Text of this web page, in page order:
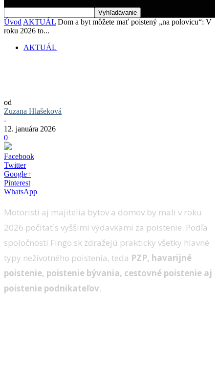
Úvod AKTUÁL Dom a byt môžete mať poistený „na polovicu“: V
roku 2026 to...
AKTUÁL
od
Zuzana Hlašeková
-
12. januára 2026
0
Facebook
Twitter
Google+
Pinterest
WhatsApp
Motoristi aj majitelia bytov a domov by mali v roku
2026 počítať s vyššími výdavkami za poistenie. Podľa
spoločnosti Fingo.sk zdražejú prakticky všetky hlavné
typy neživotného poistenia, teda PZP, havarijné
poistenie, poistenie bývania, cestovné poistenie aj
poistenie podnikateľov.